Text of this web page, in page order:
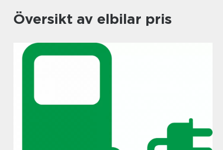
Översikt av elbilar pris